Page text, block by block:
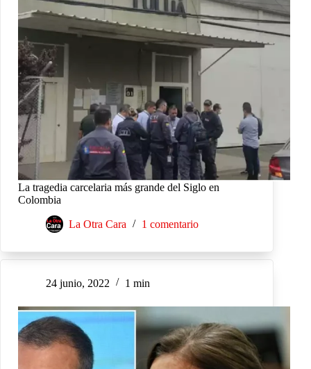
La tragedia carcelaria más grande del Siglo en
Colombia
La Otra Cara 1 comentario
24 junio, 2022 1 min